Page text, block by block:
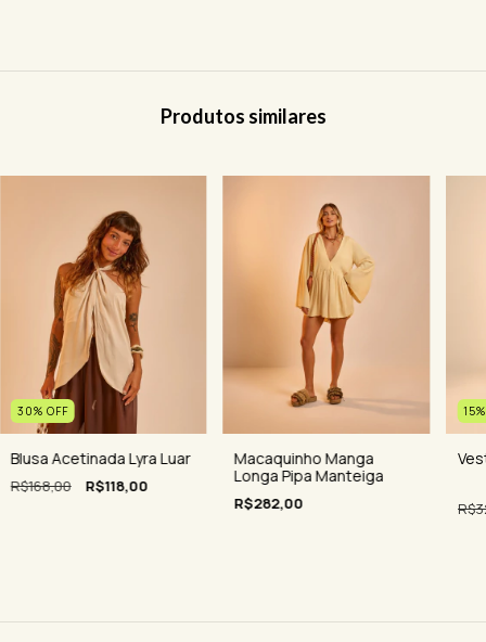
Produtos similares
30% OFF
Blusa Acetinada Lyra Luar
R$168,00 R$118,00
Macaquinho Manga
Longa Pipa Manteiga
R$282,00
15